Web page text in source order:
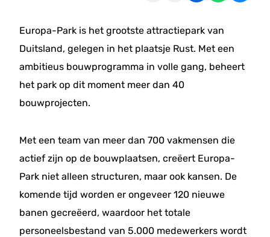
Europa-Park is het grootste attractiepark van
Duitsland, gelegen in het plaatsje Rust. Met een
ambitieus bouwprogramma in volle gang, beheert
het park op dit moment meer dan 40
bouwprojecten.
Met een team van meer dan 700 vakmensen die
actief zijn op de bouwplaatsen, creëert Europa-
Park niet alleen structuren, maar ook kansen. De
komende tijd worden er ongeveer 120 nieuwe
banen gecreëerd, waardoor het totale
personeelsbestand van 5.000 medewerkers wordt